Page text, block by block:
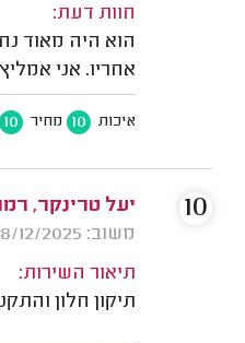
חוות דעת:
הוא היה מאוד
אחריו. אני
איכות 10 מחיר 10
יעל טרינקר,
משוב: 18/12/2025
תיאור השירות:
תיקון חלון
10